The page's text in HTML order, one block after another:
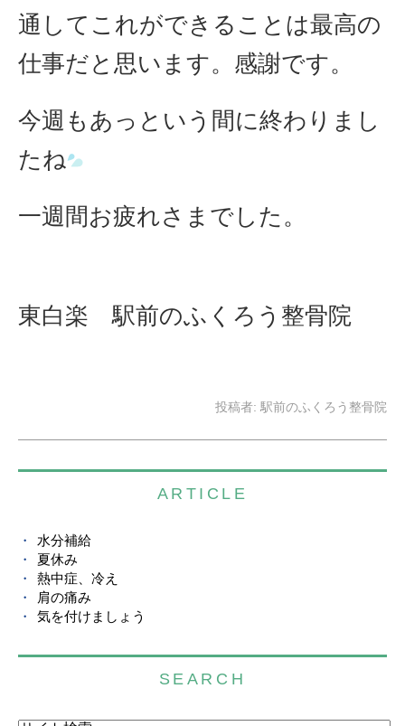
通してこれができることは最高の
仕事だと思います。感謝です。
今週もあっという間に終わりまし
たね
一週間お疲れさまでした。
東白楽 駅前のふくろう整骨院
投稿者: 駅前のふくろう整骨院
ARTICLE
水分補給
夏休み
熱中症、冷え
肩の痛み
気を付けましょう
SEARCH